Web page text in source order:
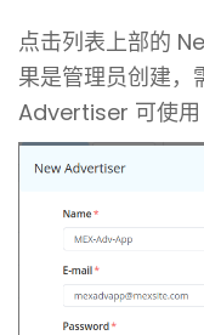
点击列表上部的
果是管理员创建，
Advertiser 可使用